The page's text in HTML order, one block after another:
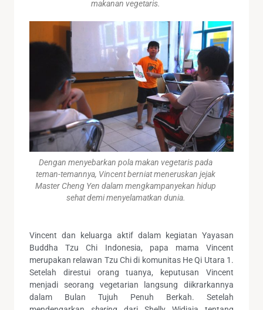
makanan vegetaris.
Dengan menyebarkan pola makan vegetaris pada
teman-temannya, Vincent berniat meneruskan jejak
Master Cheng Yen dalam mengkampanyekan hidup
sehat demi menyelamatkan dunia.
Vincent dan keluarga aktif dalam kegiatan Yayasan
Buddha Tzu Chi Indonesia, papa mama Vincent
merupakan relawan Tzu Chi di komunitas He Qi Utara 1.
Setelah direstui orang tuanya, keputusan Vincent
menjadi seorang vegetarian langsung diikrarkannya
dalam Bulan Tujuh Penuh Berkah. Setelah